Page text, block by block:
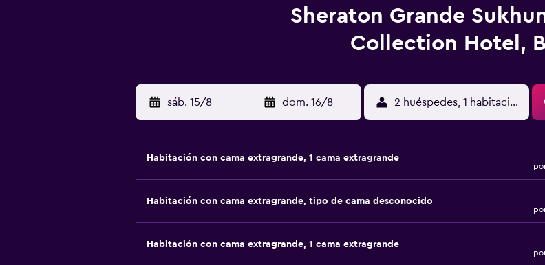
Sheraton Grande
Collection Hotel,
sáb. 15/8 - dom. 16/8 2 huéspedes, 1 habitación
Habitación con cama extragrande, 1 cama extragrande
Habitación con cama extragrande, tipo de cama desconocido
Habitación con cama extragrande, 1 cama extragrande